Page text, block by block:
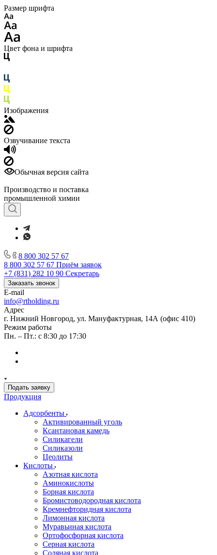
Размер шрифта
Цвет фона и шрифта
Изображения
Озвучивание текста
Обычная версия сайта
Производство и поставка
промышленной химии
8 800 302 57 67
8 800 302 57 67 Приём заявок
+7 (831) 282 10 90 Секретарь
Заказать звонок
E-mail
info@rtholding.ru
Адрес
г. Нижний Новгород, ул. Мануфактурная, 14А (офис 410)
Режим работы
Пн. – Пт.: с 8:30 до 17:30
Подать заявку
Продукция
Адсорбенты
Активированный уголь
Ксантановая камедь
Силикагели
Силиказоли
Цеолиты
Кислоты
Азотная кислота
Аминокислоты
Борная кислота
Бромистоводородная кислота
Кремнефторидная кислота
Лимонная кислота
Муравьиная кислота
Ортофосфорная кислота
Серная кислота
Соляная кислота